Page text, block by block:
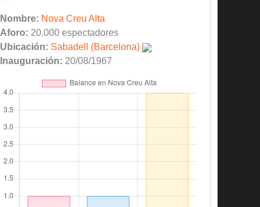
Nombre: Nova Creu Alta
Aforo: 20.000 espectadores
Ubicación: Sabadell (Barcelona)
Inauguración: 20/08/1967